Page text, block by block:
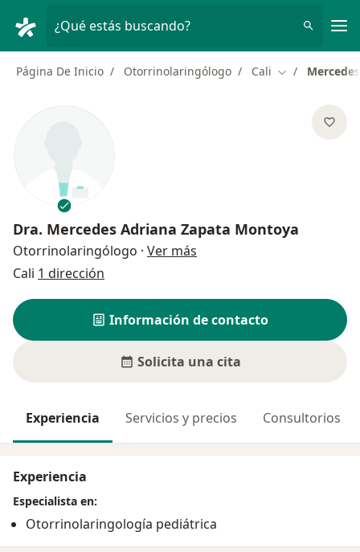
¿Qué estás buscando?
Página De Inicio Otorrinolaringólogo Cali Cambiar de
Dra. Mercedes Adriana Zapata Montoya
Otorrinolaringólogo · Ver más
Cali 1 dirección
Información de contacto
Solicita una cita
Experiencia Servicios y precios Consultorios
Experiencia
Especialista en:
Otorrinolaringología pediátrica